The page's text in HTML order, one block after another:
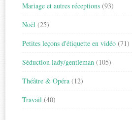
Mariage et autres réceptions (93)
Noël (25)
Petites leçons d'étiquette en vidéo (71)
Séduction lady/gentleman (105)
Théâtre & Opéra (12)
Travail (40)